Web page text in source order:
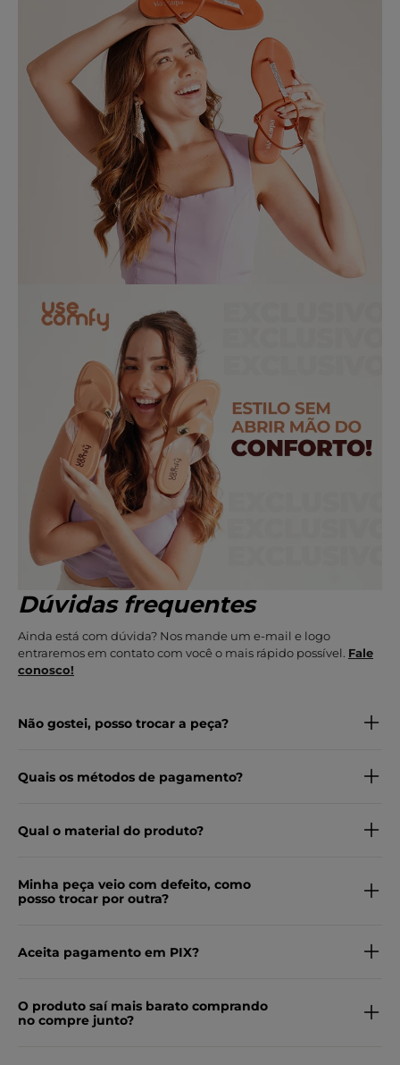
Dúvidas frequentes
Ainda está com dúvida? Nos mande um e-mail e logo
entraremos em contato com você o mais rápido possível. Fale
conosco!
Não gostei, posso trocar a peça?
Quais os métodos de pagamento?
Qual o material do produto?
Minha peça veio com defeito, como
posso trocar por outra?
Aceita pagamento em PIX?
O produto saí mais barato comprando
no compre junto?